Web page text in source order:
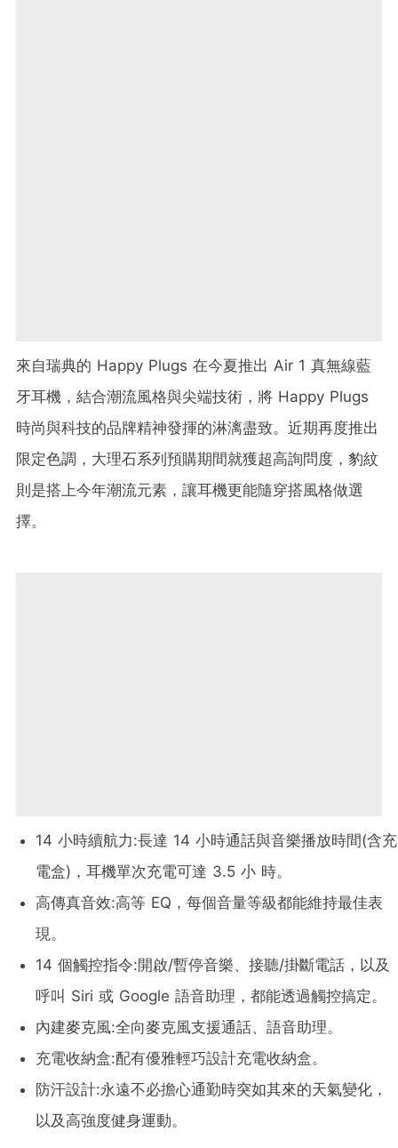
來自瑞典的 Happy Plugs 在今夏推出 Air 1 真無線藍
牙耳機，結合潮流風格與尖端技術，將 Happy Plugs
時尚與科技的品牌精神發揮的淋漓盡致。近期再度推出
限定色調，大理石系列預購期間就獲超高詢問度，豹紋
則是搭上今年潮流元素，讓耳機更能隨穿搭風格做選
擇。
14 小時續航力:長達 14 小時通話與音樂播放時間(含充
電盒)，耳機單次充電可達 3.5 小 時。
高傳真音效:高等 EQ，每個音量等級都能維持最佳表
現。
14 個觸控指令:開啟/暫停音樂、接聽/掛斷電話，以及
呼叫 Siri 或 Google 語音助理，都能透過觸控搞定。
內建麥克風:全向麥克風支援通話、語音助理。
充電收納盒:配有優雅輕巧設計充電收納盒。
防汗設計:永遠不必擔心通勤時突如其來的天氣變化，
以及高強度健身運動。